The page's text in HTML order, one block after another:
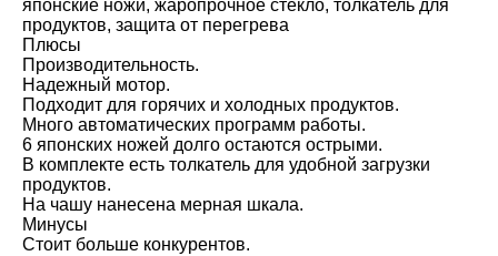
японские ножи, жаропрочное стекло, толкатель для
продуктов, защита от перегрева
Плюсы
Производительность.
Надежный мотор.
Подходит для горячих и холодных продуктов.
Много автоматических программ работы.
6 японских ножей долго остаются острыми.
В комплекте есть толкатель для удобной загрузки
продуктов.
На чашу нанесена мерная шкала.
Минусы
Стоит больше конкурентов.